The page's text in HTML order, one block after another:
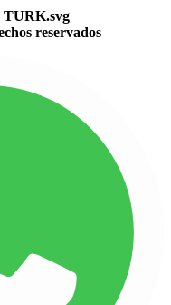
reservados